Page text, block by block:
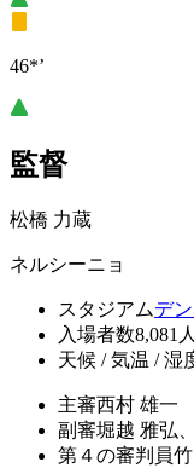
46*’
監督
松橋 力蔵
ネルシーニョ
スタジアムデ
入場者数8,081人
天候 / 気温 / 湿
主審西村 雄一
副審堀越 雅弘
第４の審判員